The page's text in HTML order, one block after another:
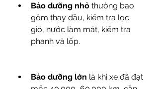
Bảo dưỡng nhỏ thường bao
gồm thay dầu, kiểm tra lọc
gió, nước làm mát, kiểm tra
phanh và lốp.
Bảo dưỡng lớn là khi xe đã đạt